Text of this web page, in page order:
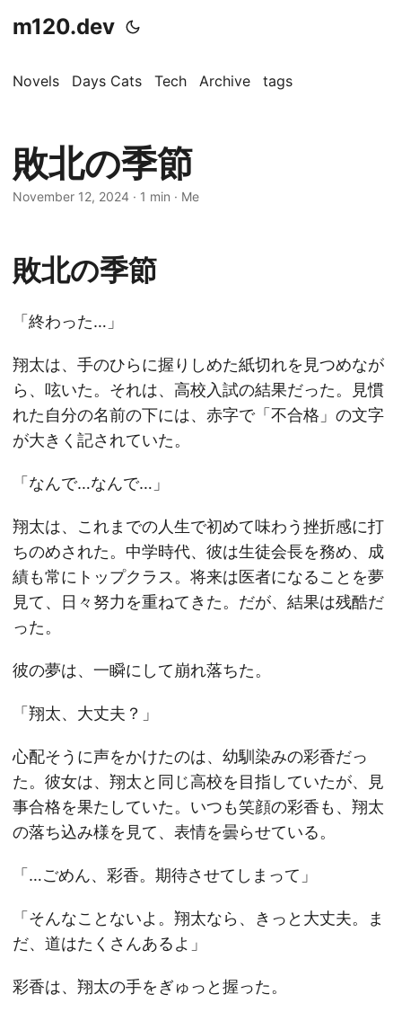
m120.dev
Novels Days Cats Tech Archive tags
敗北の季節
November 12, 2024 · 1 min · Me
敗北の季節
「終わった…」
翔太は、手のひらに握りしめた紙切れを見つめなが
ら、呟いた。それは、高校入試の結果だった。見慣
れた自分の名前の下には、赤字で「不合格」の文字
が大きく記されていた。
「なんで…なんで…」
翔太は、これまでの人生で初めて味わう挫折感に打
ちのめされた。中学時代、彼は生徒会長を務め、成
績も常にトップクラス。将来は医者になることを夢
見て、日々努力を重ねてきた。だが、結果は残酷だ
った。
彼の夢は、一瞬にして崩れ落ちた。
「翔太、大丈夫？」
心配そうに声をかけたのは、幼馴染みの彩香だっ
た。彼女は、翔太と同じ高校を目指していたが、見
事合格を果たしていた。いつも笑顔の彩香も、翔太
の落ち込み様を見て、表情を曇らせている。
「…ごめん、彩香。期待させてしまって」
「そんなことないよ。翔太なら、きっと大丈夫。ま
だ、道はたくさんあるよ」
彩香は、翔太の手をぎゅっと握った。